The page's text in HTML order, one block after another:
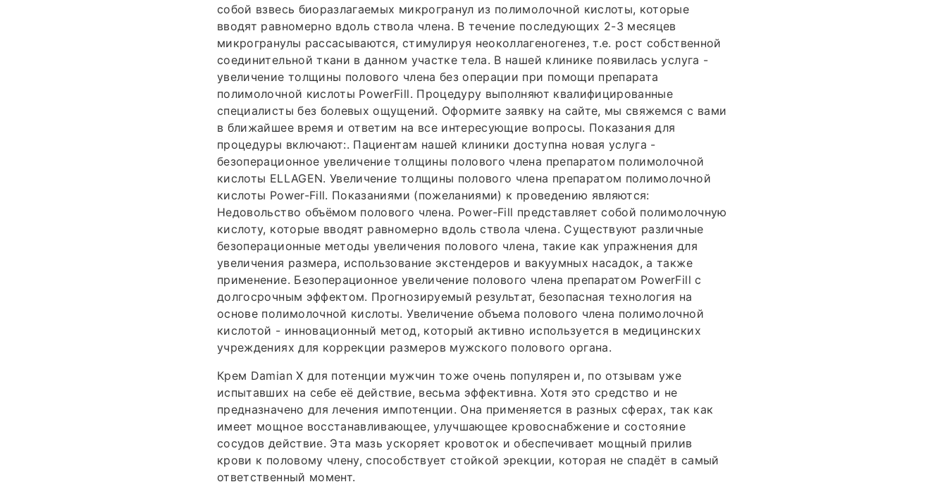
собой взвесь биоразлагаемых микрогранул из полимолочной кислоты, которые
вводят равномерно вдоль ствола члена. В течение последующих 2-3 месяцев
микрогранулы рассасываются, стимулируя неоколлагеногенез, т.е. рост собственной
соединительной ткани в данном участке тела. В нашей клинике появилась услуга -
увеличение толщины полового члена без операции при помощи препарата
полимолочной кислоты PowerFill. Процедуру выполняют квалифицированные
специалисты без болевых ощущений. Оформите заявку на сайте, мы свяжемся с вами
в ближайшее время и ответим на все интересующие вопросы. Показания для
процедуры включают:. Пациентам нашей клиники доступна новая услуга -
безоперационное увеличение толщины полового члена препаратом полимолочной
кислоты ELLAGEN. Увеличение толщины полового члена препаратом полимолочной
кислоты Power-Fill. Показаниями (пожеланиями) к проведению являются:
Недовольство объёмом полового члена. Power-Fill представляет собой полимолочную
кислоту, которые вводят равномерно вдоль ствола члена. Существуют различные
безоперационные методы увеличения полового члена, такие как упражнения для
увеличения размера, использование экстендеров и вакуумных насадок, а также
применение. Безоперационное увеличение полового члена препаратом PowerFill с
долгосрочным эффектом. Прогнозируемый результат, безопасная технология на
основе полимолочной кислоты. Увеличение объема полового члена полимолочной
кислотой - инновационный метод, который активно используется в медицинских
учреждениях для коррекции размеров мужского полового органа.
Крем Damian X для потенции мужчин тоже очень популярен и, по отзывам уже
испытавших на себе её действие, весьма эффективна. Хотя это средство и не
предназначено для лечения импотенции. Она применяется в разных сферах, так как
имеет мощное восстанавливающее, улучшающее кровоснабжение и состояние
сосудов действие. Эта мазь ускоряет кровоток и обеспечивает мощный прилив
крови к половому члену, способствует стойкой эрекции, которая не спадёт в самый
ответственный момент.